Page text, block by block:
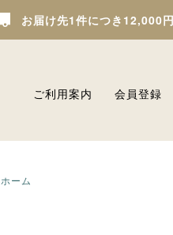
お届け先1件につき12,000
ご利用案内 会員登録
ホーム